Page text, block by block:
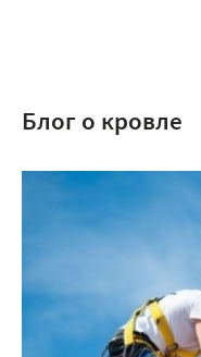
Блог о кровле